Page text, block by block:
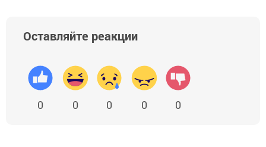
Оставляйте реакции
0 0 0 0 0